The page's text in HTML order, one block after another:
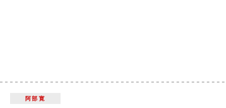
阿部寛